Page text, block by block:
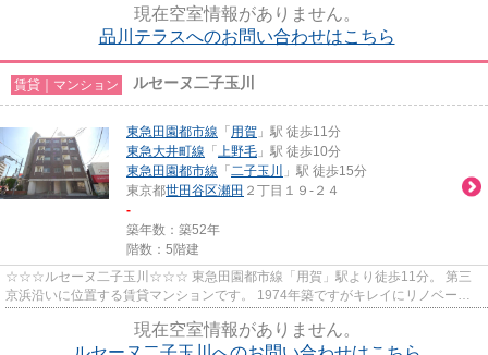
現在空室情報がありません。
品川テラスへのお問い合わせはこちら
賃貸｜マンション ルセーヌ二子玉川
東急田園都市線 「 用賀 」駅 徒歩11分
東急大井町線 「 上野毛 」駅 徒歩10分
東急田園都市線 「 二子玉川
」駅 徒歩15分
東京都世田谷区瀬田 ２丁目１９-２４
-
築年数：築52年
階数：5階建
☆☆☆ルセーヌ二子玉川☆☆☆ 東急田園都市線「用賀」駅より徒歩11分。 第三
京浜沿いに位置する賃貸マンションです。 1974年築ですがキレイにリノベーシ
現在空室情報がありません。